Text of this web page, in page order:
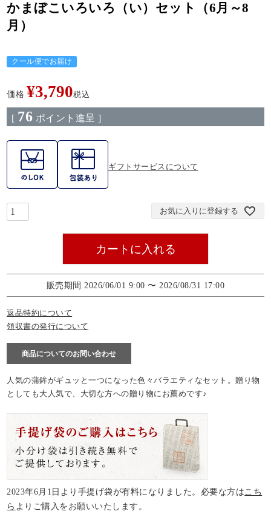
かまぼこいろいろ（い）セット（6月～8
月）
クール便でお届け
価格 ¥3,790税込
[ 76 ポイント進呈 ]
ギフトサービスについて
お気に入りに登録する
カートに入れる
販売期間 2026/06/01 9:00 〜 2026/08/31 17:00
返品特約について
領収書の発行について
商品についてのお問い合わせ
人気の蒲鉾がギュッと一つになった色々バラエティなセット。贈り物
としても大人気で、大切な方への贈り物にお薦めです♪
2023年6月1日より手提げ袋が有料になりました。必要な方はこち
ら よりご購入をお願いいたします。